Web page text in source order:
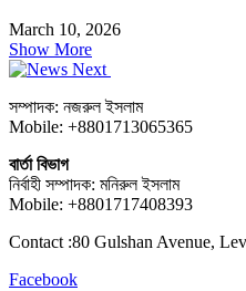
March 10, 2026
Show More
সম্পাদক: নজরুল ইসলাম
Mobile: +8801713065365
বার্তা বিভাগ
নির্বাহী সম্পাদক: মনিরুল ইসলাম
Mobile: +8801717408393
Contact :80 Gulshan Avenue,
Facebook